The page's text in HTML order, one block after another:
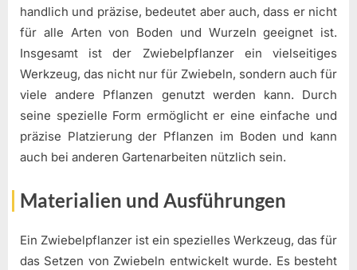
handlich und präzise, bedeutet aber auch, dass er nicht
für alle Arten von Boden und Wurzeln geeignet ist.
Insgesamt ist der Zwiebelpflanzer ein vielseitiges
Werkzeug, das nicht nur für Zwiebeln, sondern auch für
viele andere Pflanzen genutzt werden kann. Durch
seine spezielle Form ermöglicht er eine einfache und
präzise Platzierung der Pflanzen im Boden und kann
auch bei anderen Gartenarbeiten nützlich sein.
Materialien und Ausführungen
Ein Zwiebelpflanzer ist ein spezielles Werkzeug, das für
das Setzen von Zwiebeln entwickelt wurde. Es besteht